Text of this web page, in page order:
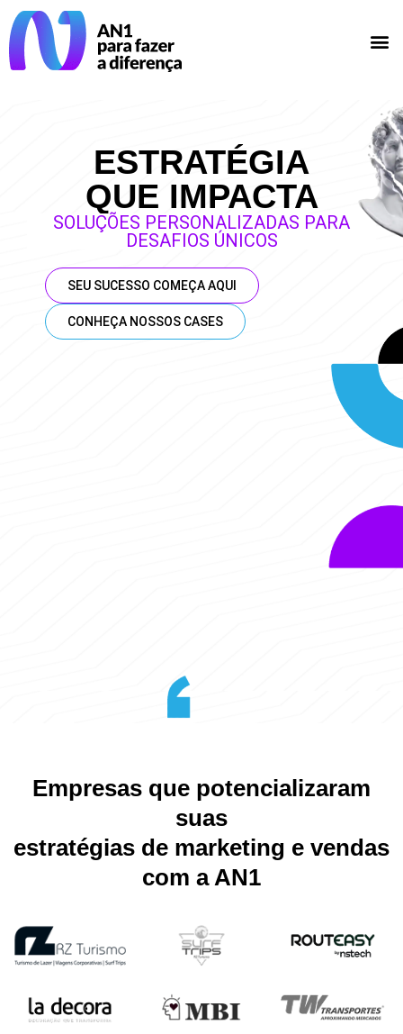
ESTRATÉGIA
QUE IMPACTA
SOLUÇÕES PERSONALIZADAS PARA
DESAFIOS ÚNICOS
SEU SUCESSO COMEÇA AQUI
CONHEÇA NOSSOS CASES
Empresas que potencializaram
suas
estratégias de marketing e vendas
com a AN1